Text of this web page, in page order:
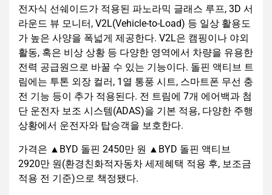
전자식 선쉐이드가 적용된 파노라믹 글래스 루프, 3D 서
라운드 뷰 모니터, V2L(Vehicle-to-Load) 등 일상 활용도
가 높은 사양을 폭넓게 제공한다. V2L은 캠핑이나 야외
활동, 혹은 비상 상황 등 다양한 영역에서 차량을 유용한
전력 공급원으로 바꿀 수 있는 기능이다. 돌핀 액티브 트
림에는 투톤 외장 컬러, 1열 통풍 시트, 스마트폰 무선 충
전 기능 등이 추가 적용된다. 전 트림에 7개 에어백과 첨
단 운전자 보조 시스템(ADAS)을 기본 적용, 다양한 주행
상황에서 운전자와 탑승객을 보호한다.
가격은 ▲BYD 돌핀 2450만 원 ▲BYD 돌핀 액티브
2920만 원(환경친화적자동차 세제혜택 적용 후, 보조금
적용 전 기준)으로 책정됐다.